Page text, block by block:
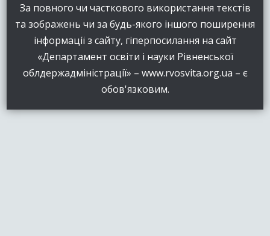
За повного чи часткового використання текстів
та зображень чи за будь-якого іншого поширення
інформації з сайту, гіперпосилання на сайт
«Департамент освіти і науки Рівненської
облдержадміністрації» – www.rvosvita.org.ua – є
обов'язковим.